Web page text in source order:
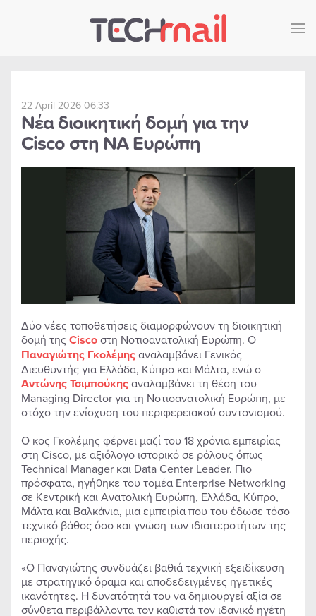
Skip to main content
22 April 2026 06:33
Νέα διοικητική δομή για την
Cisco στη ΝΑ Ευρώπη
Δύο νέες τοποθετήσεις διαμορφώνουν τη διοικητική
δομή τηςCiscoστη Νοτιοανατολική Ευρώπη. Ο
Παναγιώτης Γκολέμηςαναλαμβάνει Γενικός
Διευθυντής για Ελλάδα, Κύπρο και Μάλτα, ενώ ο
Αντώνης Τσιμπούκηςαναλαμβάνει τη θέση του
Managing Director για τη Νοτιοανατολική Ευρώπη, με
στόχο την ενίσχυση του περιφερειακού συντονισμού.
Ο κος Γκολέμης φέρνει μαζί του 18 χρόνια εμπειρίας
στη Cisco, με αξιόλογο ιστορικό σε ρόλους όπως
Technical Manager και Data Center Leader. Πιο
πρόσφατα, ηγήθηκε του τομέα Enterprise Networking
σε Κεντρική και Ανατολική Ευρώπη, Ελλάδα, Κύπρο,
Μάλτα και Βαλκάνια, μια εμπειρία που του έδωσε τόσο
τεχνικό βάθος όσο και γνώση των ιδιαιτεροτήτων της
περιοχής.
«Ο Παναγιώτης συνδυάζει βαθιά τεχνική εξειδίκευση
με στρατηγικό όραμα και αποδεδειγμένες ηγετικές
ικανότητες. Η δυνατότητά του να δημιουργεί αξία σε
σύνθετα περιβάλλοντα τον καθιστά τον ιδανικό ηγέτη